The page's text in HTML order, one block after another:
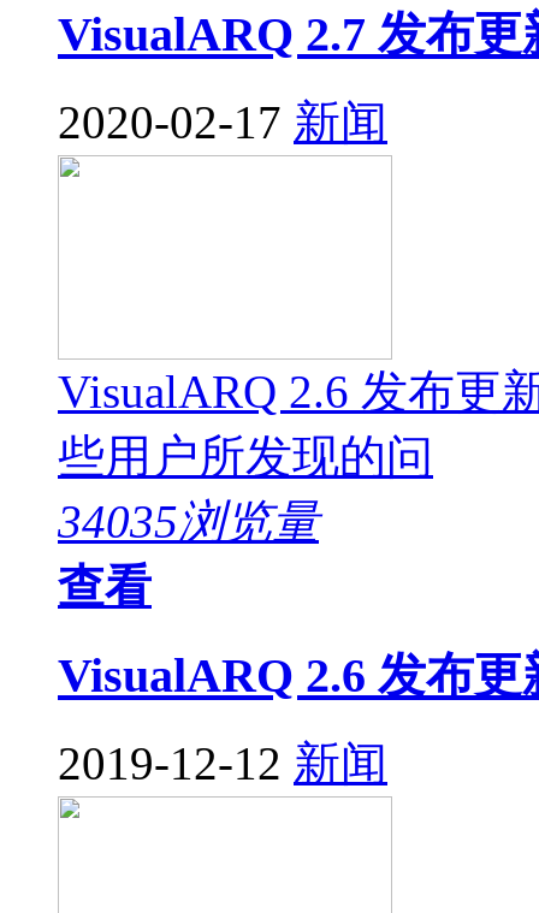
VisualARQ 2.7 发布更
2020-02-17 新闻
VisualARQ 2.6 发布更
些用户所发现的问
34035浏览量
查看
VisualARQ 2.6 发布更
2019-12-12 新闻